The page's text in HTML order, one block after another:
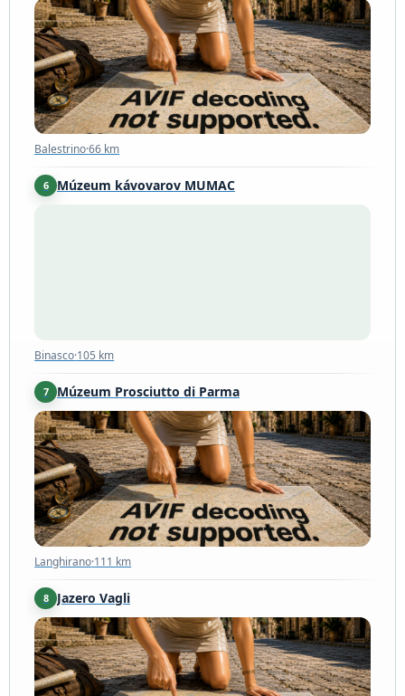
Balestrino·66 km
Balestrino·66 km
6 Múzeum kávovarov MUMAC
Binasco·105 km
7 Múzeum Prosciutto di Parma
Langhirano·111 km
Langhirano·111 km
8 Jazero Vagli
Toscana·116 km